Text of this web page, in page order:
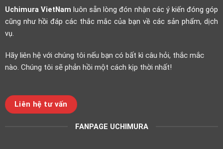
Uchimura VietNam luôn sẵn lòng đón nhận các ý kiến đóng góp
cũng như hồi đáp các thắc mắc của bạn về các sản phẩm, dịch
vụ.
Hãy liên hệ với chúng tôi nếu bạn có bất kì câu hỏi, thắc mắc
nào. Chúng tôi sẽ phản hồi một cách kịp thời nhất!
Liên hệ tư vấn
FANPAGE UCHIMURA